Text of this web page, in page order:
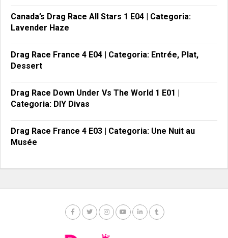
Canada’s Drag Race All Stars 1 E04 | Categoria:
Lavender Haze
Drag Race France 4 E04 | Categoria: Entrée, Plat,
Dessert
Drag Race Down Under Vs The World 1 E01 |
Categoria: DIY Divas
Drag Race France 4 E03 | Categoria: Une Nuit au
Musée